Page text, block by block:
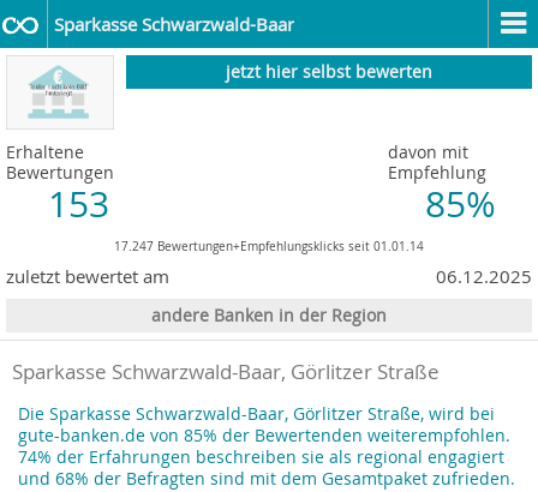
Sparkasse Schwarzwald-Baar
jetzt hier selbst bewerten
Erhaltene
Bewertungen
153
davon mit
Empfehlung
85%
17.247 Bewertungen+Empfehlungsklicks seit 01.01.14
zuletzt bewertet am 06.12.2025
andere Banken in der Region
Sparkasse Schwarzwald-Baar, Görlitzer Straße
Die Sparkasse Schwarzwald-Baar, Görlitzer Straße, wird bei
gute-banken.de von 85% der Bewertenden weiterempfohlen.
74% der Erfahrungen beschreiben sie als regional engagiert
und 68% der Befragten sind mit dem Gesamtpaket zufrieden.